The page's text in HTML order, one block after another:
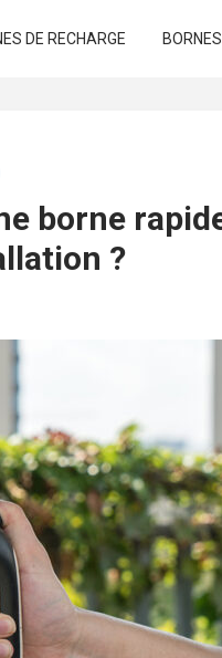
DE RECHARGE
borne
?